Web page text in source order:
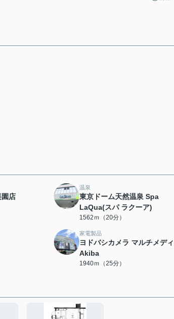
園店
温泉
東京ドーム天然温泉 Spa
LaQua(スパ ラクーア)
1562ｍ（20分）
家電製品
ヨドバシカメラ マルチメデ
Akiba
1940ｍ（25分）